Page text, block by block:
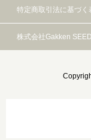
特定商取引法に基づく
株式会社Gakken SEED